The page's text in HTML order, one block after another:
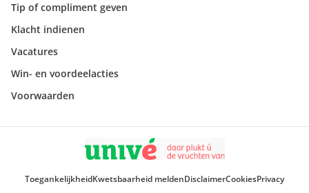
Tip of compliment geven
Klacht indienen
Vacatures
Win- en voordeelacties
Voorwaarden
ToegankelijkheidKwetsbaarheid meldenDisclaimerCookiesPrivacy